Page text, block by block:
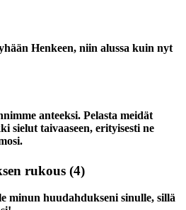
Henkeen, niin alussa kuin nyt
anteeksi. Pelasta meidät
sielut taivaaseen, erityisesti ne
rukous (4)
minun huudahdukseni sinulle, sillä